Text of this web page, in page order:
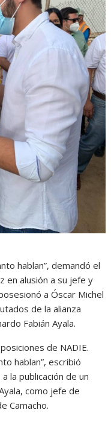
hablan”, demandó el
en alusión a su jefe y
a Óscar Michel
de la alianza
Fabián Ayala.
de NADIE.
hablan”, escribió
la publicación de un
como jefe de
Camacho.